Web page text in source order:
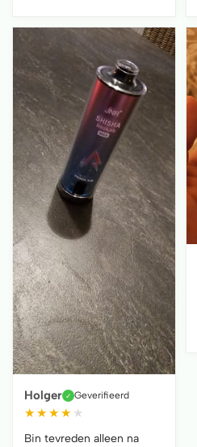
Holger ✓ Geverifieerd
★ ★ ★ ★ ★
Bin tevreden alleen na